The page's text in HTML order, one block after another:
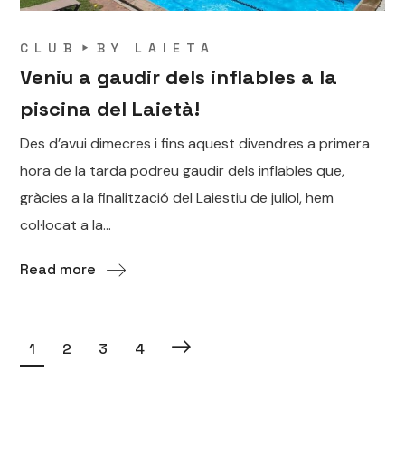
CLUB BY LAIETA
Veniu a gaudir dels inflables a la
piscina del Laietà!
Des d’avui dimecres i fins aquest divendres a primera
hora de la tarda podreu gaudir dels inflables que,
gràcies a la finalització del Laiestiu de juliol, hem
col·locat a la...
Read more
1 2 3 4